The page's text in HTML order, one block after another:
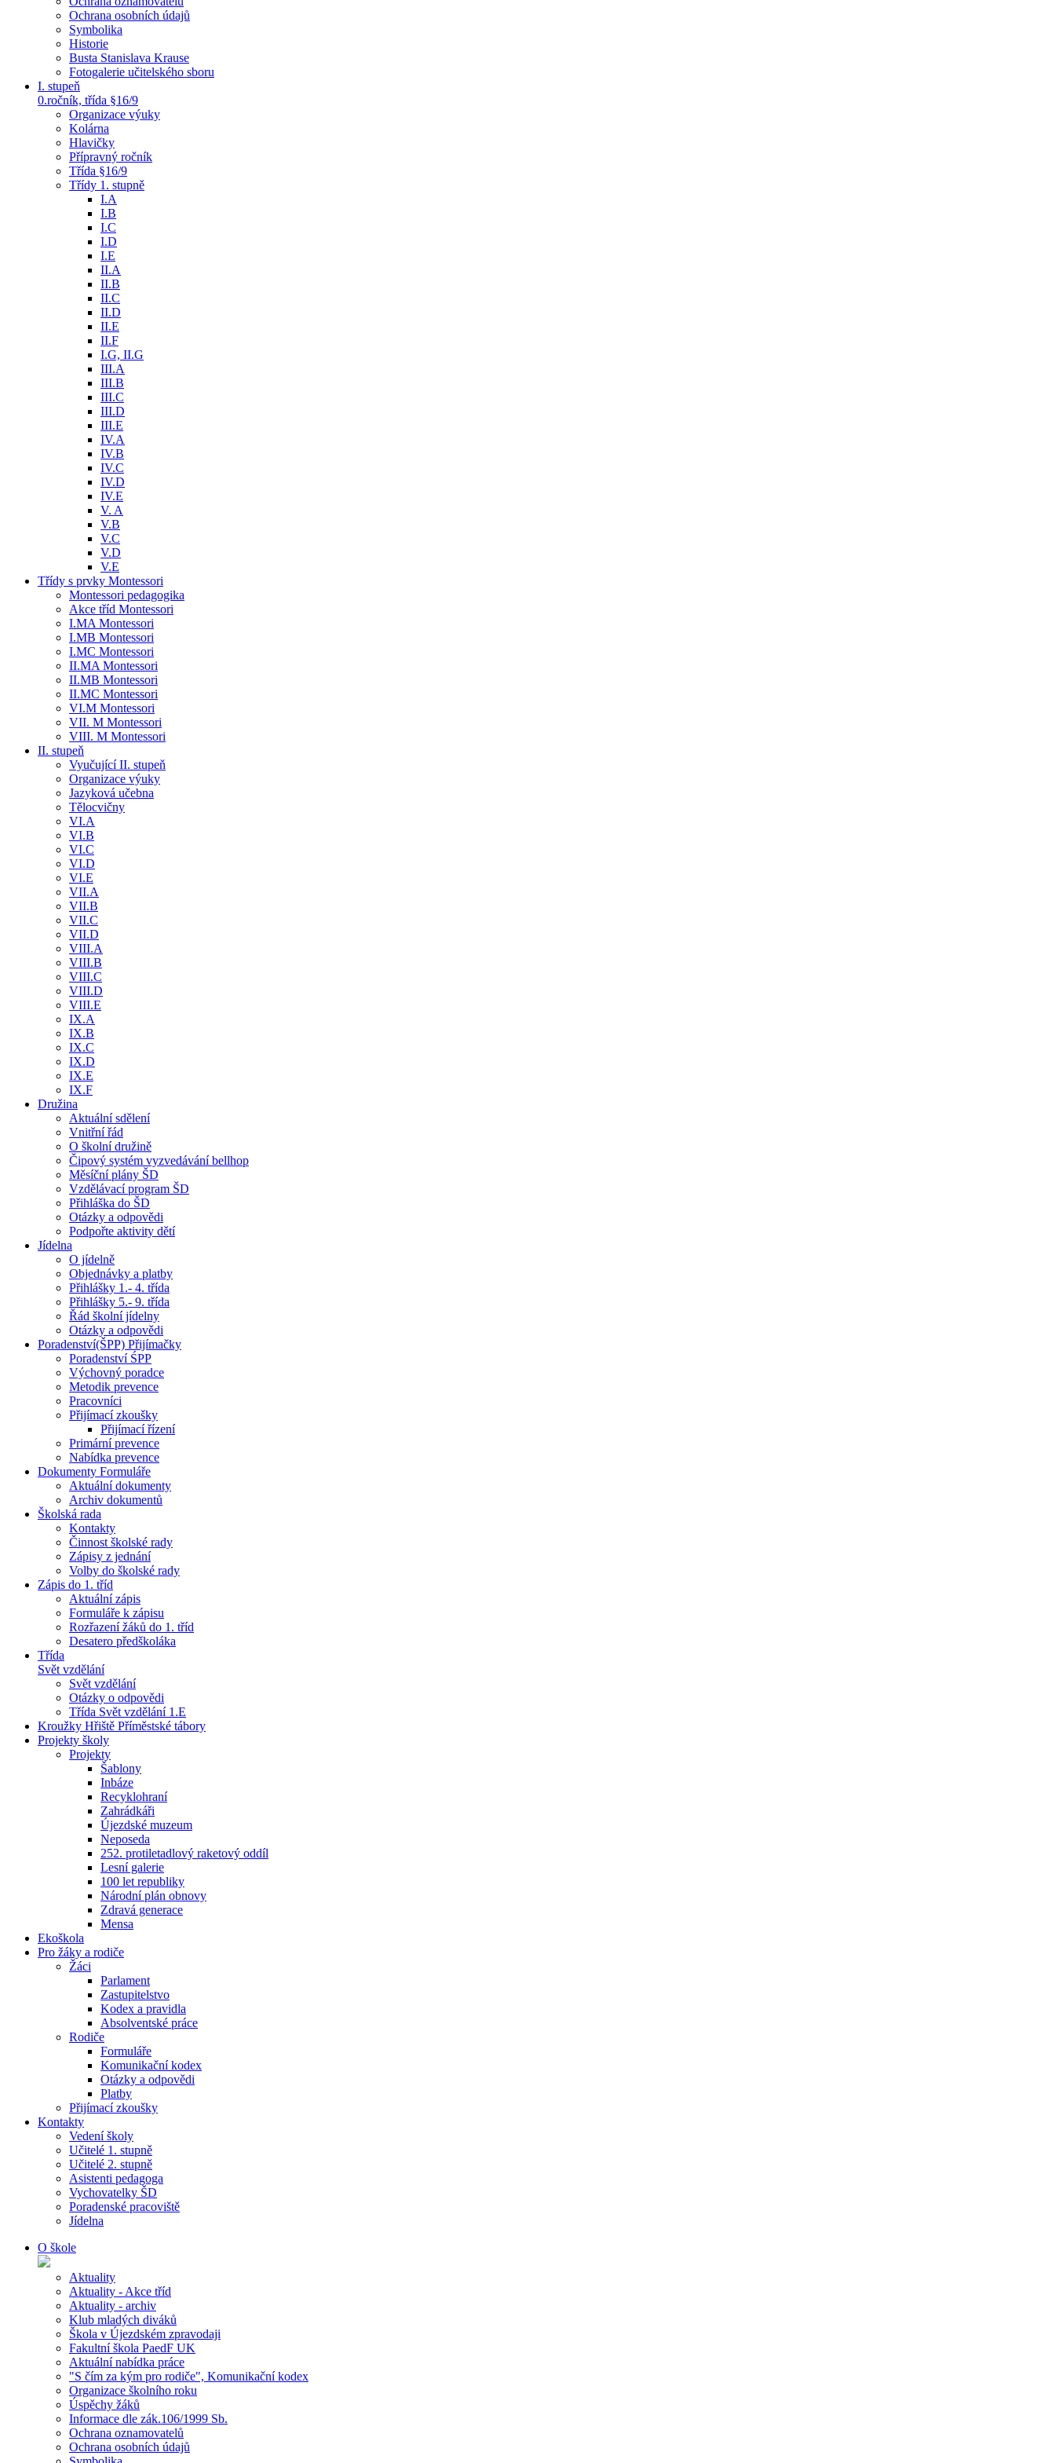
Ochrana osobních údajů
Symbolika
Historie
Busta Stanislava Krause
Fotogalerie učitelského sboru
I. stupeň
0.ročník, třída §16/9
Organizace výuky
Kolárna
Hlavičky
Přípravný ročník
Třída §16/9
Třídy 1. stupně
I.A
I.B
I.C
I.D
I.E
II.A
II.B
II.C
II.D
II.E
II.F
I.G, II.G
III.A
III.B
III.C
III.D
III.E
IV.A
IV.B
IV.C
IV.D
IV.E
V. A
V.B
V.C
V.D
V.E
Třídy s prvky Montessori
Montessori pedagogika
Akce tříd Montessori
I.MA Montessori
I.MB Montessori
I.MC Montessori
II.MA Montessori
II.MB Montessori
II.MC Montessori
VI.M Montessori
VII. M Montessori
VIII. M Montessori
II. stupeň
Vyučující II. stupeň
Organizace výuky
Jazyková učebna
Tělocvičny
VI.A
VI.B
VI.C
VI.D
VI.E
VII.A
VII.B
VII.C
VII.D
VIII.A
VIII.B
VIII.C
VIII.D
VIII.E
IX.A
IX.B
IX.C
IX.D
IX.E
IX.F
Družina
Aktuální sdělení
Vnitřní řád
O školní družině
Čipový systém vyzvedávání bellhop
Měsíční plány ŠD
Vzdělávací program ŠD
Přihláška do ŠD
Otázky a odpovědi
Podpořte aktivity dětí
Jídelna
O jídelně
Objednávky a platby
Přihlášky 1.- 4. třída
Přihlášky 5.- 9. třída
Řád školní jídelny
Otázky a odpovědi
Poradenství(ŠPP) Přijímačky
Poradenství ŚPP
Výchovný poradce
Metodik prevence
Pracovníci
Přijímací zkoušky
Přijímací řízení
Primární prevence
Nabídka prevence
Dokumenty Formuláře
Aktuální dokumenty
Archiv dokumentů
Školská rada
Kontakty
Činnost školské rady
Zápisy z jednání
Volby do školské rady
Zápis do 1. tříd
Aktuální zápis
Formuláře k zápisu
Rozřazení žáků do 1. tříd
Desatero předškoláka
Třída
Svět vzdělání
Svět vzdělání
Otázky o odpovědi
Třída Svět vzdělání 1.E
Kroužky Hřiště Příměstské tábory
Projekty školy
Projekty
Šablony
Inbáze
Recyklohraní
Zahrádkáři
Újezdské muzeum
Neposeda
252. protiletadlový raketový oddíl
Lesní galerie
100 let republiky
Národní plán obnovy
Zdravá generace
Mensa
Ekoškola
Pro žáky a rodiče
Žáci
Parlament
Zastupitelstvo
Kodex a pravidla
Absolventské práce
Rodiče
Formuláře
Komunikační kodex
Otázky a odpovědi
Platby
Přijímací zkoušky
Kontakty
Vedení školy
Učitelé 1. stupně
Učitelé 2. stupně
Asistenti pedagoga
Vychovatelky ŠD
Poradenské pracoviště
Jídelna
O škole
Aktuality
Aktuality - Akce tříd
Aktuality - archiv
Klub mladých diváků
Škola v Újezdském zpravodaji
Fakultní škola PaedF UK
Aktuální nabídka práce
"S čím za kým pro rodiče", Komunikační kodex
Organizace školního roku
Úspěchy žáků
Informace dle zák.106/1999 Sb.
Ochrana oznamovatelů
Ochrana osobních údajů